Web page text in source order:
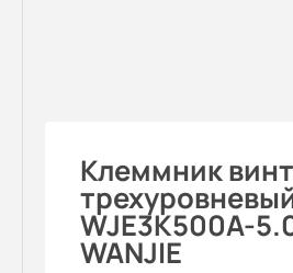
Клеммник
WJE3K500A-
WANJIE